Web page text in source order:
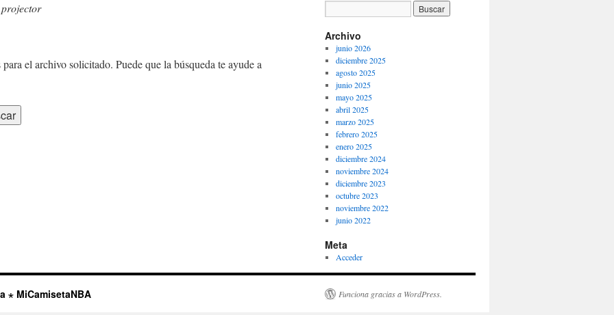
projector
el archivo solicitado. Puede que la búsqueda te ayude a
Archivo
junio 2026
diciembre 2025
agosto 2025
junio 2025
mayo 2025
abril 2025
marzo 2025
febrero 2025
enero 2025
diciembre 2024
noviembre 2024
diciembre 2023
octubre 2023
noviembre 2022
junio 2022
Meta
Acceder
⋆ MiCamisetaNBA Funciona gracias a WordPress.